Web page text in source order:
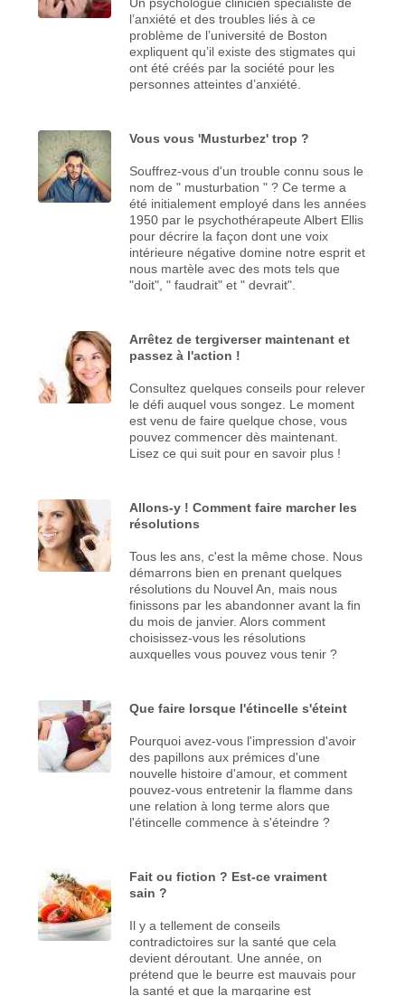
l’anxiété et des troubles liés à ce
problème de l’université de Boston
expliquent qu’il existe des stigmates qui
ont été créés par la société pour les
personnes atteintes d’anxiété.
Vous vous 'Musturbez' trop ?
Souffrez-vous d'un trouble connu sous le
nom de " musturbation " ? Ce terme a
été initialement employé dans les années
1950 par le psychothérapeute Albert Ellis
pour décrire la façon dont une voix
intérieure négative domine notre esprit et
nous martèle avec des mots tels que
"doit", " faudrait" et " devrait".
Arrêtez de tergiverser maintenant et
passez à l'action !
Consultez quelques conseils pour relever
le défi auquel vous songez. Le moment
est venu de faire quelque chose, vous
pouvez commencer dès maintenant.
Lisez ce qui suit pour en savoir plus !
Allons-y ! Comment faire marcher les
résolutions
Tous les ans, c'est la même chose. Nous
démarrons bien en prenant quelques
résolutions du Nouvel An, mais nous
finissons par les abandonner avant la fin
du mois de janvier. Alors comment
choisissez-vous les résolutions
auxquelles vous pouvez vous tenir ?
Que faire lorsque l'étincelle s'éteint
Pourquoi avez-vous l'impression d'avoir
des papillons aux prémices d'une
nouvelle histoire d'amour, et comment
pouvez-vous entretenir la flamme dans
une relation à long terme alors que
l'étincelle commence à s'éteindre ?
Fait ou fiction ? Est-ce vraiment
sain ?
Il y a tellement de conseils
contradictoires sur la santé que cela
devient déroutant. Une année, on
prétend que le beurre est mauvais pour
la santé et que la margarine est